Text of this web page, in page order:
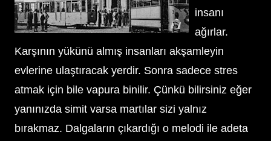
insanı
ağırlar.
Karşının yükünü almış insanları akşamleyin
evlerine ulaştıracak yerdir. Sonra sadece stres
atmak için bile vapura binilir. Çünkü bilirsiniz eğer
yanınızda simit varsa martılar sizi yalnız
bırakmaz. Dalgaların çıkardığı o melodi ile adeta